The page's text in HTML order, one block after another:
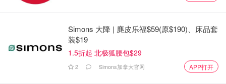
Simons 大降 | 麂皮乐福$59(原$190)、床品套
装$19
1.5折起 北极狐腰包$29
2 Simons加拿大官网 APP打开